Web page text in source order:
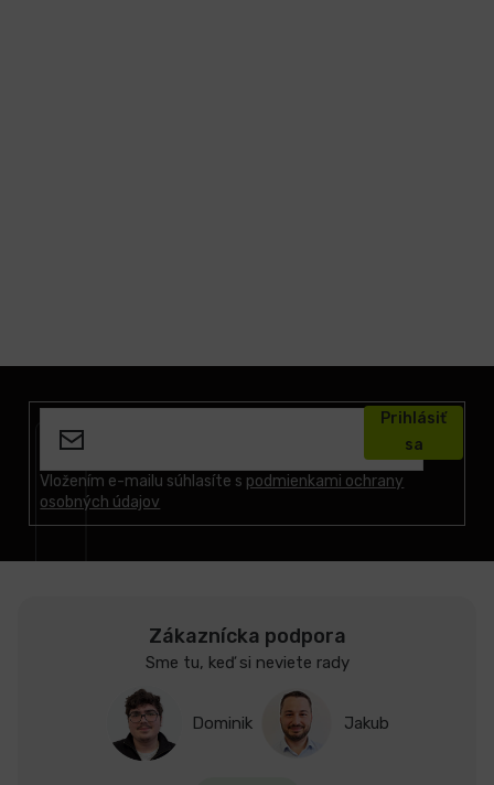
Vložením e-mailu súhlasíte s podmienkami ochrany
osobných údajov
Prihlásiť
sa
Zákaznícka podpora
Sme tu, keď si neviete rady
Dominik Jakub